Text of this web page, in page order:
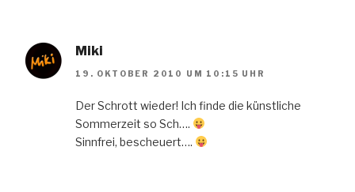
Miki
19. OKTOBER 2010 UM 10:15 UHR
Der Schrott wieder! Ich finde die künstliche
Sommerzeit so Sch….
Sinnfrei, bescheuert….